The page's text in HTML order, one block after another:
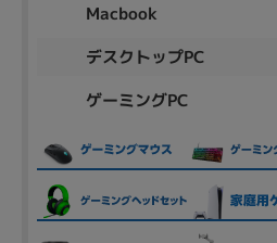
Macbook
デスクトップPC
ゲーミングPC
円 ～